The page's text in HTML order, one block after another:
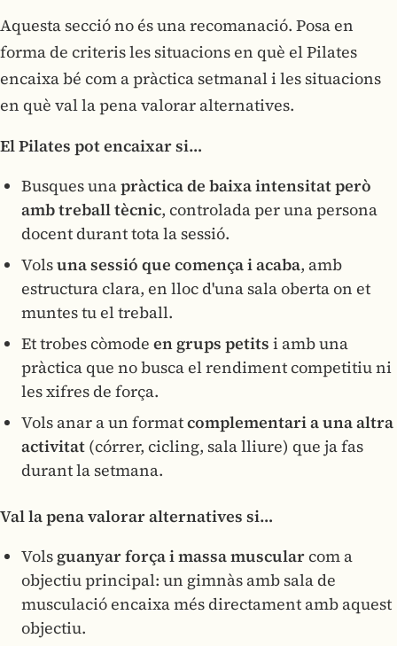
Aquesta secció no és una recomanació. Posa en
forma de criteris les situacions en què el Pilates
encaixa bé com a pràctica setmanal i les situacions
en què val la pena valorar alternatives.
El Pilates pot encaixar si…
Busques unapràctica de baixa intensitat però
amb treball tècnic, controlada per una persona
docent durant tota la sessió.
Volsuna sessió que comença i acaba, amb
estructura clara, en lloc d'una sala oberta on et
muntes tu el treball.
Et trobes còmode en grups petits i amb una
pràctica que no busca el rendiment competitiu ni
les xifres de força.
Vols anar a un formatcomplementari a una altra
activitat (córrer, cicling, sala lliure) que ja fas
durant la setmana.
Val la pena valorar alternatives si…
Vols guanyar força i massa muscularcom a
objectiu principal: un gimnàs amb sala de
musculació encaixa més directament amb aquest
objectiu.